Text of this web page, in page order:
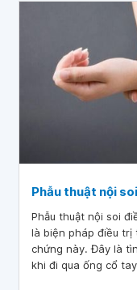
Phẫu thuật nội
Phẫu thuật nội soi
là biện pháp điều trị
chứng này. Đây là
khi đi qua ống cổ